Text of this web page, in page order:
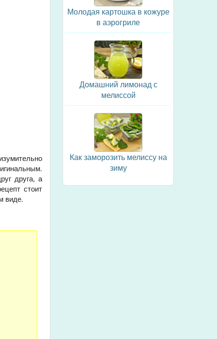
друга, а
стоит
виде.
Молодая картошка в кожуре
в аэрогриле
Домашний лимонад с
мелиссой
Как заморозить мелиссу на
зиму